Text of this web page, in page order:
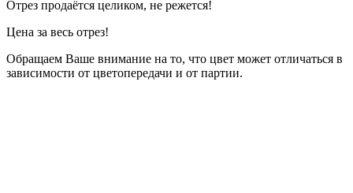
Отрез продаётся целиком, не режется!
Цена за весь отрез!
Обращаем Ваше внимание на то, что цвет может отличаться в
зависимости от цветопередачи и от партии.